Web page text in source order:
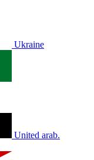
Ukraine
United arab.